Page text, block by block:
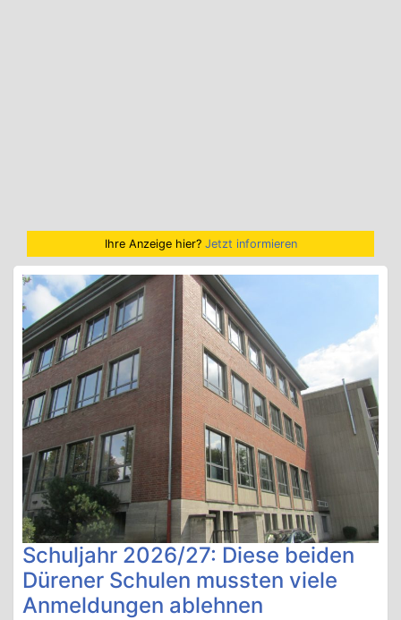
Ihre Anzeige hier? Jetzt informieren
Schuljahr 2026/27: Diese beiden
Dürener Schulen mussten viele
Anmeldungen ablehnen